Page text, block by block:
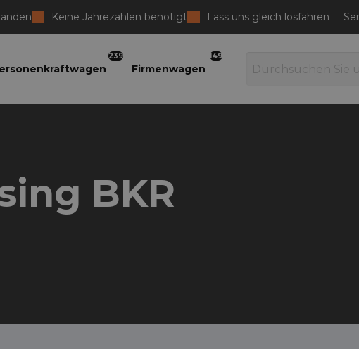
Keine Jahrezahlen benötigt Lass uns gleich losfahren
239
Firmenwagen
149
BKR